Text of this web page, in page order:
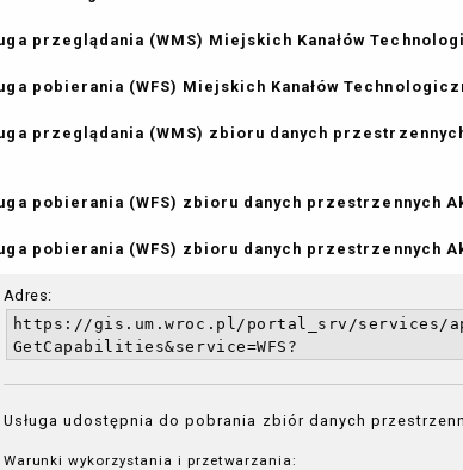
przeglądania (WMS) Miejskich Kanałów
pobierania (WFS) Miejskich Kanałów
przeglądania (WMS) zbioru danych
pobierania (WFS) zbioru danych przestrzennych
pobierania (WFS) zbioru danych przestrzennych
Adres:
https://gis.um.wroc.pl/portal_srv/services/
GetCapabilities&service=WFS?
Usługa udostępnia do pobrania zbiór danych
Warunki wykorzystania i przetwarzania: